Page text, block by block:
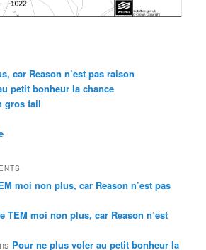
car Reason n’est pas raison
petit bonheur la chance
gros fail
moi non plus, car Reason n’est pas
TEM moi non plus, car Reason n’est
Pour ne plus voler au petit bonheur la